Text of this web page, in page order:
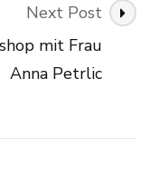
Next Post
mit Frau
Anna Petrlic